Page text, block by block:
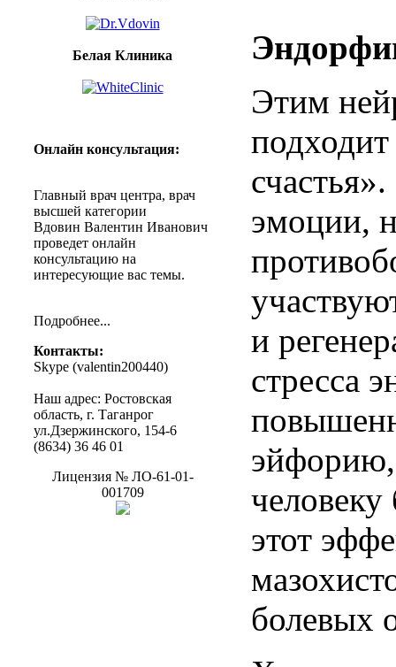
Белая Клиника
Онлайн консультация:
Главный врач центра, врач
высшей категории
Вдовин Валентин Иванович
проведет онлайн
консультацию на
интересующие вас темы.
Подробнее...
Контакты:
Skype (valentin200440)
Наш адрес: Ростовская
область, г. Таганрог
ул.Дзержинского, 154-6
(8634) 36 46 01
Лицензия№ ЛО-61-01-
001709
Этим
эмоции,
и
стресса
эйфорию,
этот
болевых